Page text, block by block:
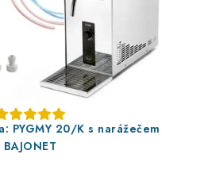
PYGMY 20/K s narážečem
BAJONET